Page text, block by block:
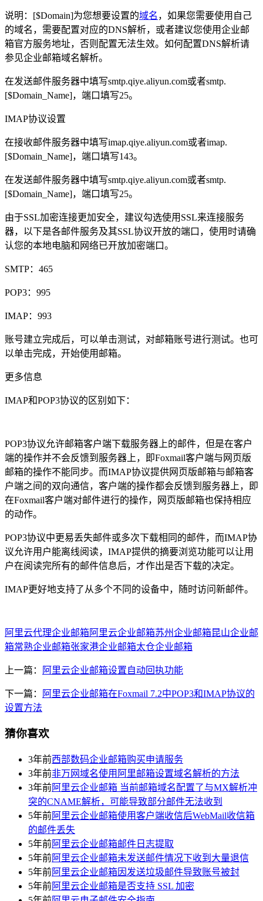
说明：[$Domain]为您想要设置的域名 ，如果您需要使用自己
的域名，需要配置对应的DNS解析，或者建议您使用企业邮
箱官方服务地址，否则配置无法生效。如何配置DNS解析请
参见企业邮箱域名解析。
在发送邮件服务器中填写smtp.qiye.aliyun.com或者smtp.
[$Domain_Name]，端口填写25。
IMAP协议设置
在接收邮件服务器中填写imap.qiye.aliyun.com或者imap.
[$Domain_Name]，端口填写143。
在发送邮件服务器中填写smtp.qiye.aliyun.com或者smtp.
[$Domain_Name]，端口填写25。
由于SSL加密连接更加安全，建议勾选使用SSL来连接服务
器，以下是各邮件服务及其SSL协议开放的端口，使用时请确
认您的本地电脑和网络已开放加密端口。
SMTP：465
POP3：995
IMAP：993
账号建立完成后，可以单击测试，对邮箱账号进行测试。也可
以单击完成，开始使用邮箱。
更多信息
IMAP和POP3协议的区别如下：
POP3协议允许邮箱客户端下载服务器上的邮件，但是在客户
端的操作并不会反馈到服务器上，即Foxmail客户端与网页版
邮箱的操作不能同步。而IMAP协议提供网页版邮箱与邮箱客
户端之间的双向通信，客户端的操作都会反馈到服务器上，即
在Foxmail客户端对邮件进行的操作，网页版邮箱也保持相应
的动作。
POP3协议中更易丢失邮件或多次下载相同的邮件，而IMAP协
议允许用户能离线阅读，IMAP提供的摘要浏览功能可以让用
户在阅读完所有的邮件信息后，才作出是否下载的决定。
IMAP更好地支持了从多个不同的设备中，随时访问新邮件。
阿里云代理企业邮箱阿里云企业邮箱苏州企业邮箱昆山企业邮
箱常熟企业邮箱张家港企业邮箱太仓企业邮箱
上一篇： 阿里云企业邮箱设置自动回执功能
下一篇：
阿里云企业邮箱在Foxmail 7.2中POP3和IMAP协议的
设置方法
猜你喜欢
3年前西部数码企业邮箱购买申请服务
3年前非万网域名使用阿里邮箱设置域名解析的方法
3年前阿里云企业邮箱 当前邮箱域名配置了与MX解析冲
突的CNAME解析，可能导致部分邮件无法收到
5年前阿里云企业邮箱使用客户端收信后WebMail收信箱
的邮件丢失
5年前阿里云企业邮箱邮件日志提取
5年前阿里云企业邮箱未发送邮件情况下收到大量退信
5年前阿里云企业邮箱因发送垃圾邮件导致账号被封
5年前阿里云企业邮箱是否支持 SSL 加密